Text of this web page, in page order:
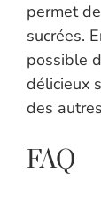
permet
sucrées.
possible
délicieux
des
FAQ